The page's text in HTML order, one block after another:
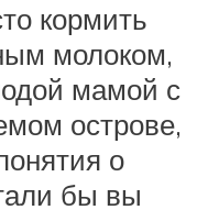
кормить
молоком,
мамой с
острове,
о
бы вы